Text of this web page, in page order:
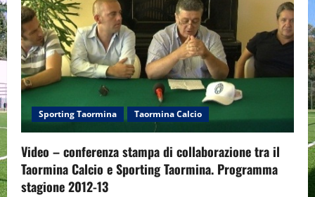
a
t
i
o
n
Sporting Taormina Taormina Calcio
Video – conferenza stampa di collaborazione tra il
Taormina Calcio e Sporting Taormina. Programma
stagione 2012-13